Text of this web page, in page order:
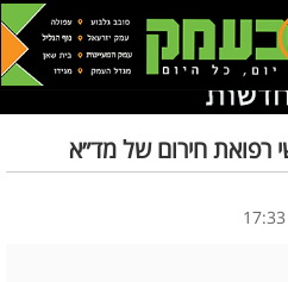
רפואת חירום של מד״א